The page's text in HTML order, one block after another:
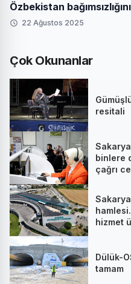
Özbekistan
22 Ağustos 2025
Çok Okunanlar
resitali
binlere
çağrı
hizmet
Dülük-
tamam